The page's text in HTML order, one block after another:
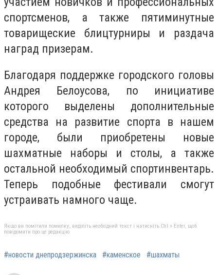
спортсменов, а также пятиминутные
товарищеские блицтурниры и раздача
наград призерам.
Благодаря поддержке городского головы
Андрея Белоусова, по инициативе
которого выделены дополнительные
средства на развитие спорта в нашем
городе, были приобретены новые
шахматные наборы и столы, а также
остальной необходимый спортинвентарь.
Теперь подобные фестивали смогут
устраивать намного чаще.
Якщо ви помітили помилку, виділіть необхідний текст і натисніть Ctrl + Enter, щоб
повідомити про це редакцію
#новости днепродзержинска #каменское #шахматы